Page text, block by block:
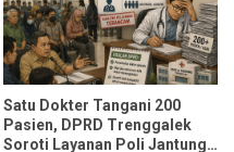
Satu Dokter Tangani 200
Pasien, DPRD Trenggalek
Soroti Layanan Poli Jantung